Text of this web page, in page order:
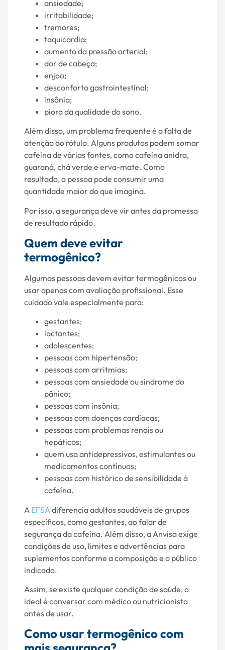
ansiedade;
irritabilidade;
tremores;
taquicardia;
aumento da pressão arterial;
dor de cabeça;
enjoo;
desconforto gastrointestinal;
insônia;
piora da qualidade do sono.
Além disso, um problema frequente é a falta de
atenção ao rótulo. Alguns produtos podem somar
cafeína de várias fontes, como cafeína anidra,
guaraná, chá verde e erva-mate. Como
resultado, a pessoa pode consumir uma
quantidade maior do que imagina.
Por isso, a segurança deve vir antes da promessa
de resultado rápido.
Quem deve evitar
termogênico?
Algumas pessoas devem evitar termogênicos ou
usar apenas com avaliação profissional. Esse
cuidado vale especialmente para:
gestantes;
lactantes;
adolescentes;
pessoas com hipertensão;
pessoas com arritmias;
pessoas com ansiedade ou síndrome do
pânico;
pessoas com insônia;
pessoas com doenças cardíacas;
pessoas com problemas renais ou
hepáticos;
quem usa antidepressivos, estimulantes ou
medicamentos contínuos;
pessoas com histórico de sensibilidade à
cafeína.
A EFSA diferencia adultos saudáveis de grupos
específicos, como gestantes, ao falar de
segurança da cafeína. Além disso, a Anvisa exige
condições de uso, limites e advertências para
suplementos conforme a composição e o público
indicado.
Assim, se existe qualquer condição de saúde, o
ideal é conversar com médico ou nutricionista
antes de usar.
Como usar termogênico com